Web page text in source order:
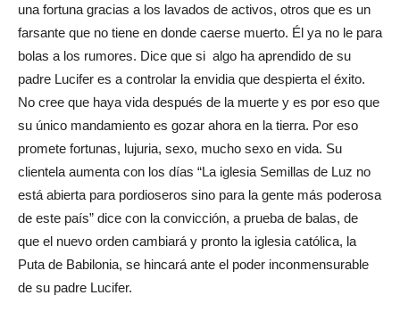
una fortuna gracias a los lavados de activos, otros que es un
farsante que no tiene en donde caerse muerto. Él ya no le para
bolas a los rumores. Dice que si algo ha aprendido de su
padre Lucifer es a controlar la envidia que despierta el éxito.
No cree que haya vida después de la muerte y es por eso que
su único mandamiento es gozar ahora en la tierra. Por eso
promete fortunas, lujuria, sexo, mucho sexo en vida. Su
clientela aumenta con los días “La iglesia Semillas de Luz no
está abierta para pordioseros sino para la gente más poderosa
de este país” dice con la convicción, a prueba de balas, de
que el nuevo orden cambiará y pronto la iglesia católica, la
Puta de Babilonia, se hincará ante el poder inconmensurable
de su padre Lucifer.